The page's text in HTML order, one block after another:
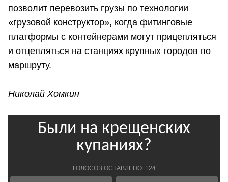
позволит перевозить грузы по технологии
«грузовой конструктор», когда фитинговые
платформы с контейнерами могут прицепляться
и отцепляться на станциях крупных городов по
маршруту.
Николай Хомкин